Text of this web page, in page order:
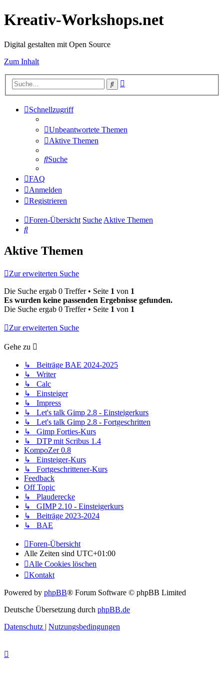
Kreativ-Workshops.net
Digital gestalten mit Open Source
Zum Inhalt
Suche
Schnellzugriff
Unbeantwortete Themen
Aktive Themen
Suche
FAQ
Anmelden
Registrieren
Foren-Übersicht SucheAktive Themen
Suche
Aktive Themen
Zur erweiterten Suche
Die Suche ergab 0 Treffer • Seite 1 von 1
Es wurden keine passenden Ergebnisse gefunden.
Die Suche ergab 0 Treffer • Seite 1 von 1
Zur erweiterten Suche
Gehe zu
↳ Beiträge BAE 2024-2025
↳ Writer
↳ Calc
↳ Einsteiger
↳ Impress
↳ Let's talk Gimp 2.8 - Einsteigerkurs
↳ Let's talk Gimp 2.8 - Fortgeschritten
↳ Gimp Forties-Kurs
↳ DTP mit Scribus 1.4
KompoZer 0.8
↳ Einsteiger-Kurs
↳ Fortgeschrittener-Kurs
Feedback
Off Topic
↳ Plauderecke
↳ GIMP 2.10 - Einsteigerkurs
↳ Beiträge 2023-2024
↳ BAE
Foren-Übersicht
Alle Zeiten sind UTC+01:00
Alle Cookies löschen
Kontakt
Powered by phpBB® Forum Software © phpBB Limited
Deutsche Übersetzung durch phpBB.de
Datenschutz | Nutzungsbedingungen